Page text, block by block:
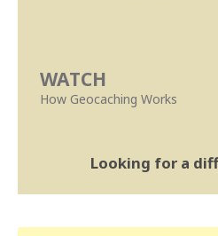
WATCH
How Geocaching Works
Looking for a